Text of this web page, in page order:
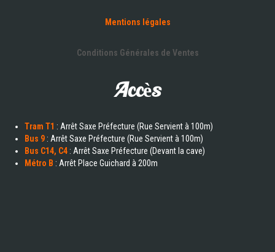
Mentions légales
Conditions Générales de Ventes
Accès
Tram T1 : Arrêt Saxe Préfecture (Rue Servient à 100m)
Bus 9 : Arrêt Saxe Préfecture (Rue Servient à 100m)
Bus C14, C4 : Arrêt Saxe Préfecture (Devant la cave)
Métro B : Arrêt Place Guichard à 200m